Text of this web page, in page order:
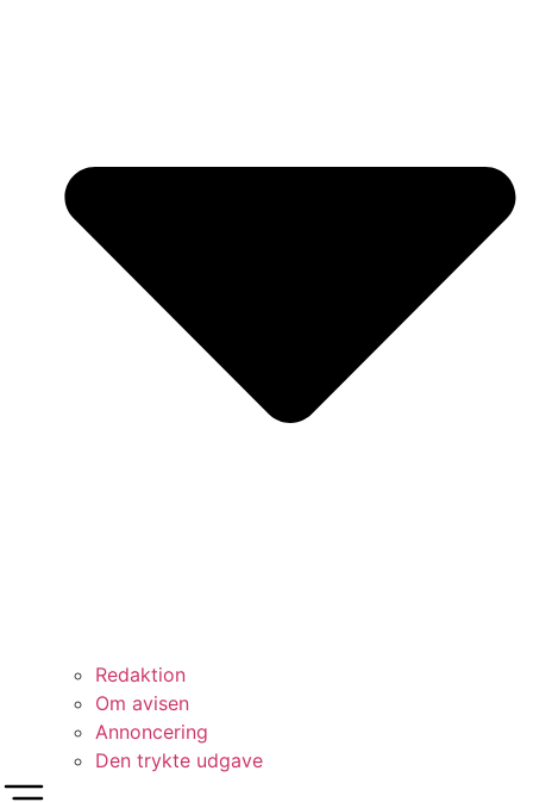
Redaktion
Om avisen
Annoncering
Den trykte udgave